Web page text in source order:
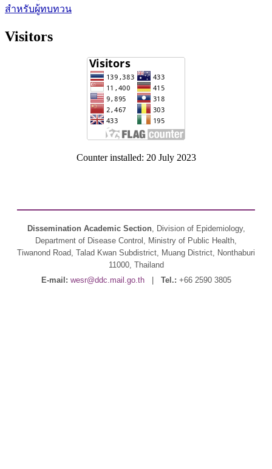
สำหรับผู้ทบทวน
Visitors
Counter installed: 20 July 2023
Dissemination Academic Section, Division of Epidemiology,
Department of Disease Control, Ministry of Public Health,
Tiwanond Road, Talad Kwan Subdistrict, Muang District, Nonthaburi
11000, Thailand
E-mail: wesr@ddc.mail.go.th| Tel.: +66 2590 3805